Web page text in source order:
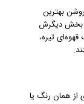
بهترین
بخش دیگرش
تیره،
از همان رنگ یا